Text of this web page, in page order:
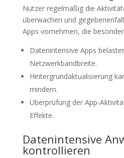
Nutzer regelmäßig die
überwachen und
Apps vornehmen, die
Datenintensive Apps
Netzwerkbandbreite.
Hintergrundaktualisierung
mindern.
Überprüfung der App-
Effekte.
Datenintensive
kontrollieren